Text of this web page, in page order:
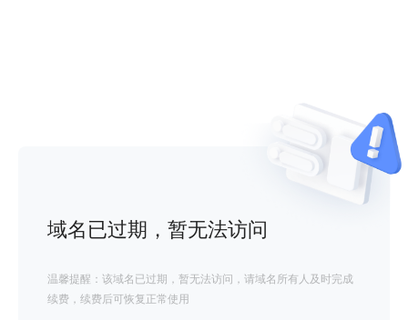
域名已过期，暂无法访问
温馨提醒：该域名已过期，暂无法访问，请域名所有人及时完成
续费，续费后可恢复正常使用